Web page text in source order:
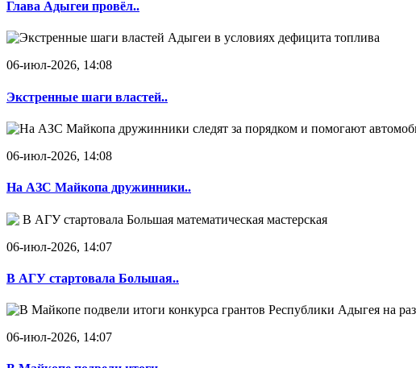
Глава Адыгеи провёл..
06-июл-2026, 14:08
Экстренные шаги властей..
06-июл-2026, 14:08
На АЗС Майкопа дружинники..
06-июл-2026, 14:07
В АГУ стартовала Большая..
06-июл-2026, 14:07